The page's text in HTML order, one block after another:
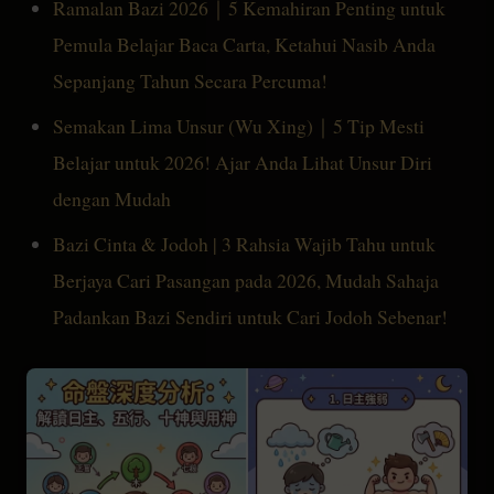
Ramalan Bazi 2026｜5 Kemahiran Penting untuk
Pemula Belajar Baca Carta, Ketahui Nasib Anda
Sepanjang Tahun Secara Percuma!
Semakan Lima Unsur (Wu Xing)｜5 Tip Mesti
Belajar untuk 2026! Ajar Anda Lihat Unsur Diri
dengan Mudah
Bazi Cinta & Jodoh | 3 Rahsia Wajib Tahu untuk
Berjaya Cari Pasangan pada 2026, Mudah Sahaja
Padankan Bazi Sendiri untuk Cari Jodoh Sebenar!